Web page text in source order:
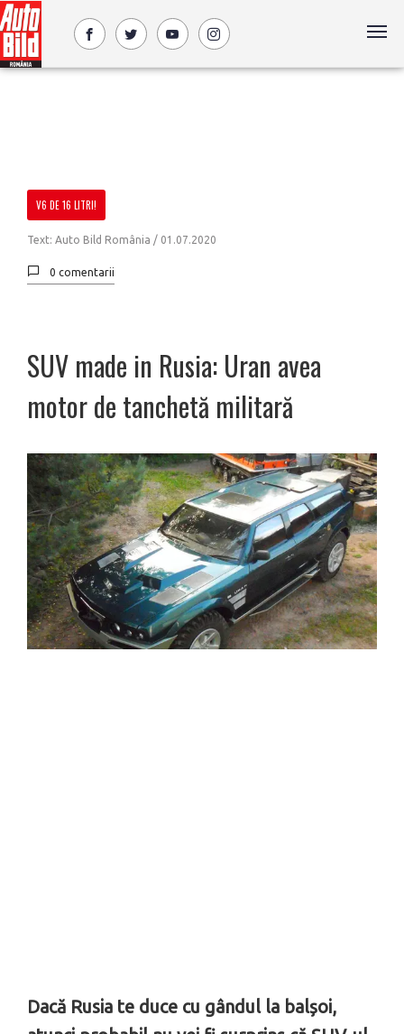
V6 DE 16 LITRI!
Text: Auto Bild România / 01.07.2020
0 comentarii
SUV made in Rusia: Uran avea
motor de tanchetă militară
Dacă Rusia te duce cu gândul la balșoi,